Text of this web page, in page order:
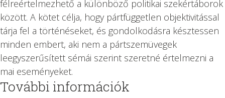
félreértelmezhető a különböző politikai szekértáborok
között. A kötet célja, hogy pártfüggetlen objektivitással
tárja fel a történéseket, és gondolkodásra késztessen
minden embert, aki nem a pártszemüvegek
leegyszerűsített sémái szerint szeretné értelmezni a
mai eseményeket.
További információk